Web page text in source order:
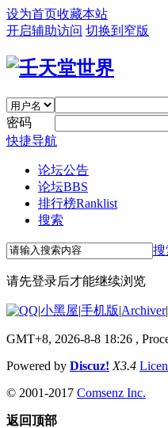
设为首页收藏本站
开启辅助访问 切换到窄版
密码
快捷导航
论坛公告
论坛BBS
排行榜Ranklist
搜索
搜
请先登录后才能继续浏览
|小黑屋|手机版|Archiver|
GMT+8, 2026-8-8 18:26 ,
Powered by Discuz! X3.4
© 2001-2017 Comsenz Inc.
返回顶部